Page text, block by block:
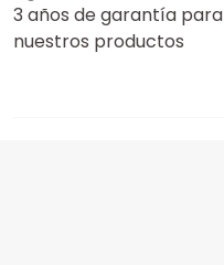
3 años de garantía para
nuestros productos